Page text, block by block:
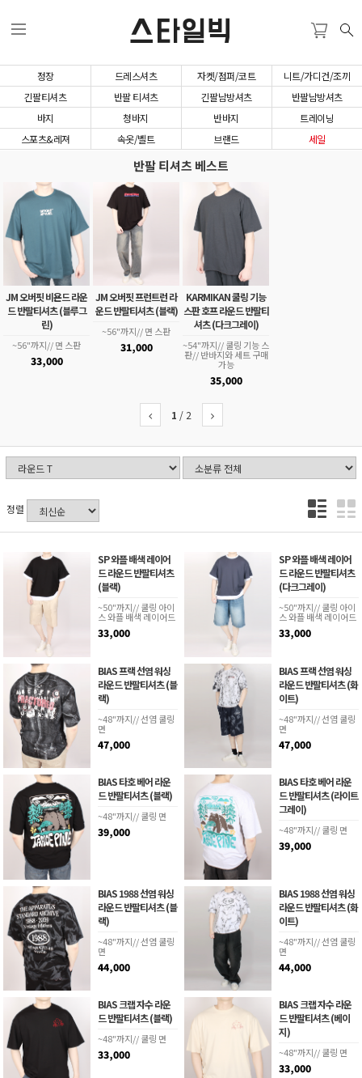
스타일빅
정장 드레스셔츠 자켓/점퍼/코트
니트/가디건/조끼
긴팔티셔츠
반팔 티셔츠 긴팔남방셔츠
반팔남방셔츠
바지
청바지 반바지
트레이닝
스포츠&레져
속옷/벨트 브랜드 세일
반팔 티셔츠 베스트
JM 오버핏 비욘드 라운
드 반팔티셔츠 (블루그
린)
~56"까지// 면 스판
33,000
JM 오버핏 프런트런 라
운드 반팔티셔츠 (블랙)
~56"까지// 면 스판
31,000
KARMIKAN 쿨링 기능
스판 호프 라운드 반팔티
셔츠 (다크그레이)
~54"까지// 쿨링 기능 스
판// 반바지와 세트 구매
가능
35,000
1 / 2
정렬
SP 와플 배색 레이어
드 라운드 반팔티셔츠
(블랙)
~50"까지// 쿨링 아이
스 와플 배색 레이어드
33,000
SP 와플 배색 레이어
드 라운드 반팔티셔츠
(다크그레이)
~50"까지// 쿨링 아이
스 와플 배색 레이어드
33,000
BIAS 프랙 선염 워싱
라운드 반팔티셔츠 (블
랙)
~48"까지// 선염 쿨링
면
47,000
BIAS 프랙 선염 워싱
라운드 반팔티셔츠 (화
이트)
~48"까지// 선염 쿨링
면
47,000
BIAS 타호 베어 라운
드 반팔티셔츠 (블랙)
~48"까지// 쿨링 면
39,000
BIAS 타호 베어 라운
드 반팔티셔츠 (라이트
그레이)
~48"까지// 쿨링 면
39,000
BIAS 1988 선염 워싱
라운드 반팔티셔츠 (블
랙)
~48"까지// 선염 쿨링
면
44,000
BIAS 1988 선염 워싱
라운드 반팔티셔츠 (화
이트)
~48"까지// 선염 쿨링
면
44,000
BIAS 크랩 자수 라운
드 반팔티셔츠 (블랙)
~48"까지// 쿨링 면
33,000
BIAS 크랩 자수 라운
드 반팔티셔츠 (베이
지)
~48"까지// 쿨링 면
33,000